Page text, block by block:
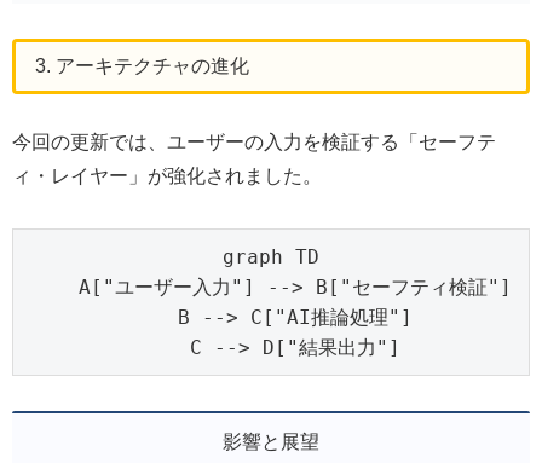
3. アーキテクチャの進化
今回の更新では、ユーザーの入力を検証する「セーフテ
ィ・レイヤー」が強化されました。
graph TD
    A["ユーザー入力"] --> B["セーフティ検証"]
    B --> C["AI推論処理"]
    C --> D["結果出力"]
影響と展望